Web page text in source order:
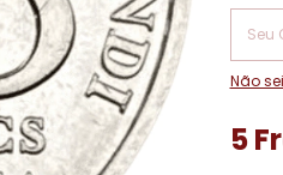
Não
5